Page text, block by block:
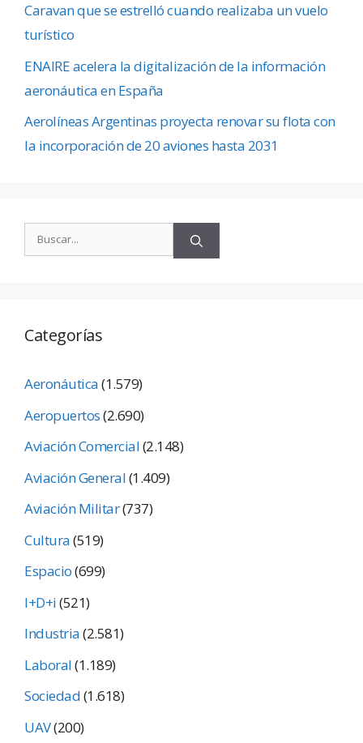
Caravan que se estrelló cuando realizaba un vuelo
turístico
ENAIRE acelera la digitalización de la información
aeronáutica en España
Aerolíneas Argentinas proyecta renovar su flota con
la incorporación de 20 aviones hasta 2031
Categorías
Aeronáutica(1.579)
Aeropuertos(2.690)
Aviación Comercial(2.148)
Aviación General(1.409)
Aviación Militar(737)
Cultura(519)
Espacio(699)
I+D+i(521)
Industria(2.581)
Laboral(1.189)
Sociedad(1.618)
UAV(200)